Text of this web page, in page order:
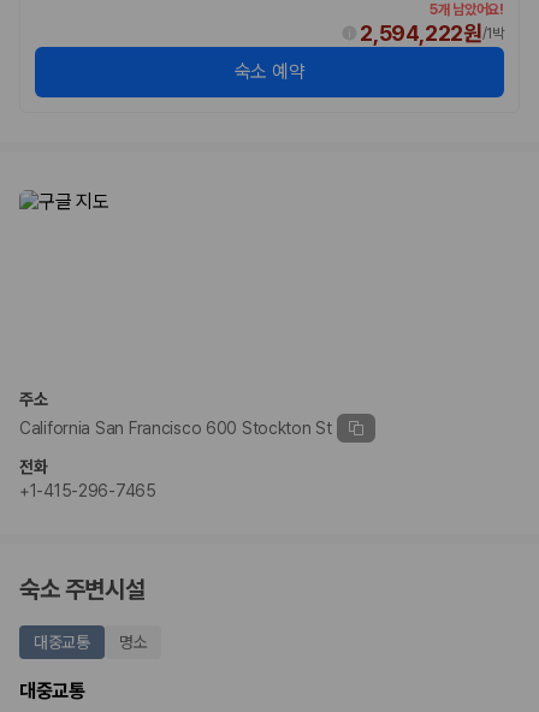
5개 남았어요!
2,594,222원/1박
숙소 예약
주소
California San Francisco 600 Stockton St
전화
+1-415-296-7465
숙소 주변시설
대중교통 명소
대중교통